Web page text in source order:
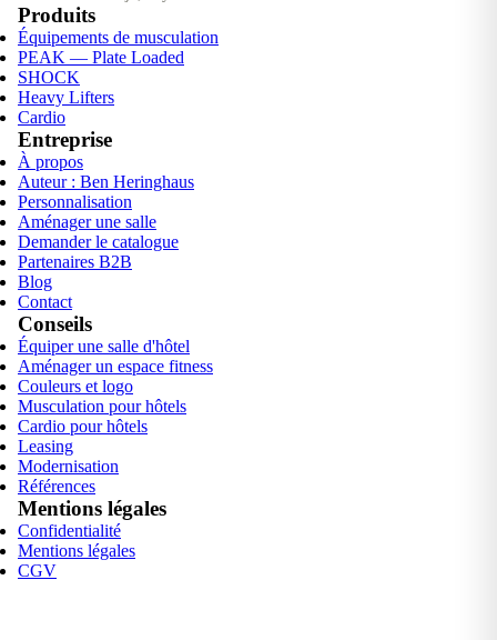
Produits
Équipements de musculation
PEAK — Plate Loaded
SHOCK
Heavy Lifters
Cardio
Entreprise
À propos
Auteur : Ben Heringhaus
Personnalisation
Aménager une salle
Demander le catalogue
Partenaires B2B
Blog
Contact
Conseils
Équiper une salle d'hôtel
Aménager un espace fitness
Couleurs et logo
Musculation pour hôtels
Cardio pour hôtels
Leasing
Modernisation
Références
Mentions légales
Confidentialité
Mentions légales
CGV